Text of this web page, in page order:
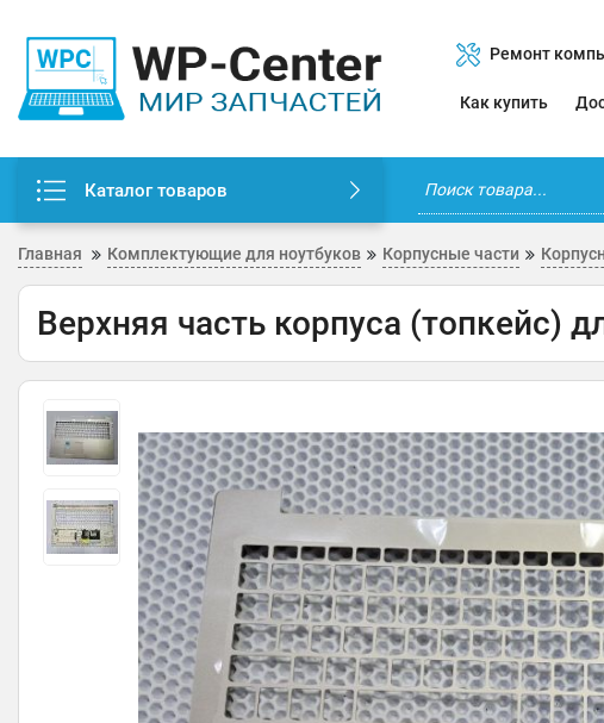
Ремонт
Как купить
Каталог товаров
Главная Комплектующие для ноутбуков Корпусные части
Верхняя часть корпуса (топкейс)